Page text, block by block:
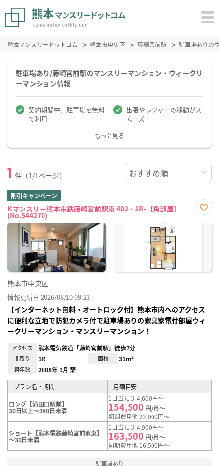
熊本マンスリードットコム 熊本市中央区 藤崎宮前駅 駐車場ありの
駐車場あり/藤崎宮前駅のマンスリーマンション・ウィークリ
ーマンション情報
契約期間中、駐車場を無料
で利用
出張やレジャーの移動がス
ムーズ
もっと見る
1 件（1/1ページ）
割引キャンペーン
Kマンスリー熊本電鉄藤崎宮前駅東 402・1R-【角部屋】
(No.544270)
に入
熊本市中央区
情報更新日 2026/08/10 09:23
【インターネット無料・オートロック付】熊本市内へのアクセス
に便利な立地で防犯カメラ付で駐車場ありの家具家電付部屋ウィ
ークリーマンション・マンスリーマンション！
アクセス 熊本電気鉄道「藤崎宮前駅」徒歩7分
間取り 1R 面積 31m²
築年数 2008年 1月 築
プラン名・期間 月額目安
ロング【滝田口駅前】
30日以上～360日未満
1日当たり 4,600円～
154,500 円/月～
初期費用他 22,000円～
ショート【熊本電鉄藤崎宮前駅東】
～30日未満
1日当たり 4,900円～
163,500 円/月～
初期費用他 16,500円～
駐車場あり